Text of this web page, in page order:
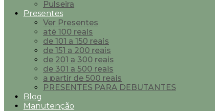
Pulseira
Presentes
Ver Presentes
até 100 reais
de 101 a 150 reais
de 151 a 200 reais
de 201 a 300 reais
de 301 a 500 reais
a partir de 500 reais
PRESENTES PARA DEBUTANTES
Blog
Manutenção